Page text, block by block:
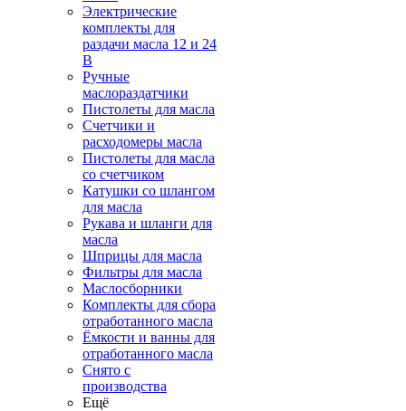
Электрические
комплекты для
раздачи масла 12 и 24
В
Ручные
маслораздатчики
Пистолеты для масла
Счетчики и
расходомеры масла
Пистолеты для масла
со счетчиком
Катушки со шлангом
для масла
Рукава и шланги для
масла
Шприцы для масла
Фильтры для масла
Маслосборники
Комплекты для сбора
отработанного масла
Ёмкости и ванны для
отработанного масла
Снято с
производства
Ещё